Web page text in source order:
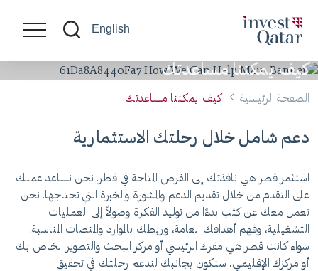
English
كيف يمكننا مساعدتك
الصفحة الرئيسية كيف يمكننا مساعدتك
دعم شامل خلال رحلتك الاستثمارية
استثمر قطر هي نافذتك إلى الفرص المتاحة في قطر. نحن نساعد عملك
على التقدم من خلال تقديم الدعم والمشورة والخبرة التي تحتاجها. نحن
نعمل معك عن كثب بدءًا من توليد الفكرة وصولاً إلى العمليات
التشغيلية، وفهم أهدافك العامة، وربطك بالموارد والمنصات المناسبة.
سواء كانت قطر هي مقرك الرئيسي أو مركز البحث والتطوير الخاص بك
أو مركزك الإقليمي، سنكون بجانبك لندعم رحلتك في تحقيق